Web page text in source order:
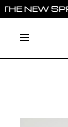
NEW